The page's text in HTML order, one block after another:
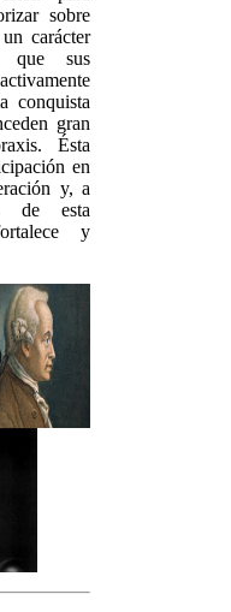
sobre
carácter
que sus
conquista
gran
Ésta
en
y, a
de esta
y